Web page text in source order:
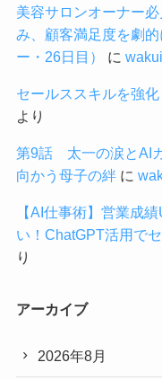
美容サロンオーナー
み、顧客満足度を劇
ー・26日目）
に wakui
セールススキルを強
より
第9話 太一の涙とAI
向かう母子の絆に
【AI仕事術】営業成
い！ChatGPT活用で
り
アーカイブ
2026年8月